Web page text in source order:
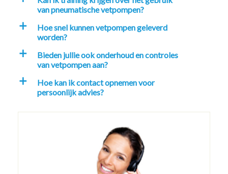
van pneumatische vetpompen?
a
Hoe snel kunnen vetpompen geleverd
worden?
a
Bieden jullie ook onderhoud en controles
van vetpompen aan?
a
Hoe kan ik contact opnemen voor
persoonlijk advies?